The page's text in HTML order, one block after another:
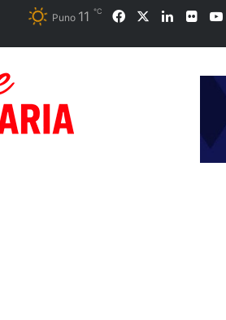
Puno 11 ℃ Facebook LinkedIn
Flickr